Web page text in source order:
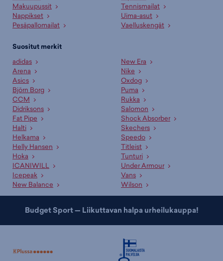
Makuupussit
Nappikset
Pesäpallomailat
Tennismailat
Uima-asut
Vaelluskengät
Suositut merkit
adidas
Arena
Asics
Björn Borg
CCM
Didriksons
Fat Pipe
Halti
Helkama
Helly Hansen
Hoka
ICANIWILL
Icepeak
New Balance
New Era
Nike
Oxdog
Puma
Rukka
Salomon
Shock Absorber
Skechers
Speedo
Titleist
Tunturi
Under Armour
Vans
Wilson
Budget Sport — Liikuttavan halpa urheilukauppa!